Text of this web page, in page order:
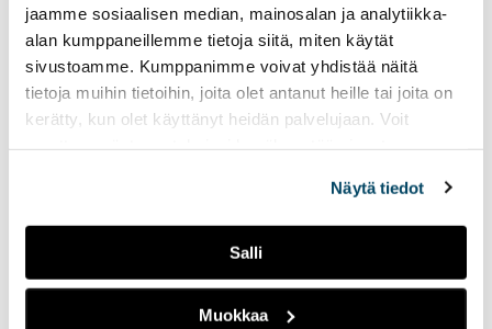
jaamme sosiaalisen median, mainosalan ja analytiikka-
alan kumppaneillemme tietoja siitä, miten käytät
sivustoamme. Kumppanimme voivat yhdistää näitä
tietoja muihin tietoihin, joita olet antanut heille tai joita on
kerätty, kun olet käyttänyt heidän palvelujaan. Voit
Näytä tiedot
Salli
Muokkaa
Sinisorsilla on ympärivuotisesti kuitenkin yksi pieni keidas
stadionin kupeessa. Kuva: Ida-Maria Marila